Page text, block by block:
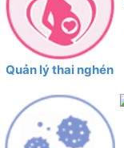
Quản lý thai nghén